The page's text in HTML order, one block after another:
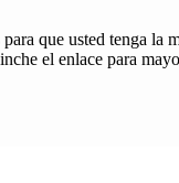
que usted tenga la
el enlace para